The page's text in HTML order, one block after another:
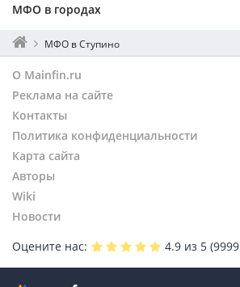
МФО в городах
Москва
Санкт-Петербург
Екатеринбург
Нижний Новгород
Новосибирск
Ростов-на-Дону
Пермь
Уфа
Самара
Челябинск
Серпухов
Жуковский
МФО в Ступино
О Mainfin.ru
Реклама на сайте
Контакты
Политика конфиденциальности
Карта сайта
Авторы
Wiki
Новости
Оцените нас:
4.9 из 5 (9999